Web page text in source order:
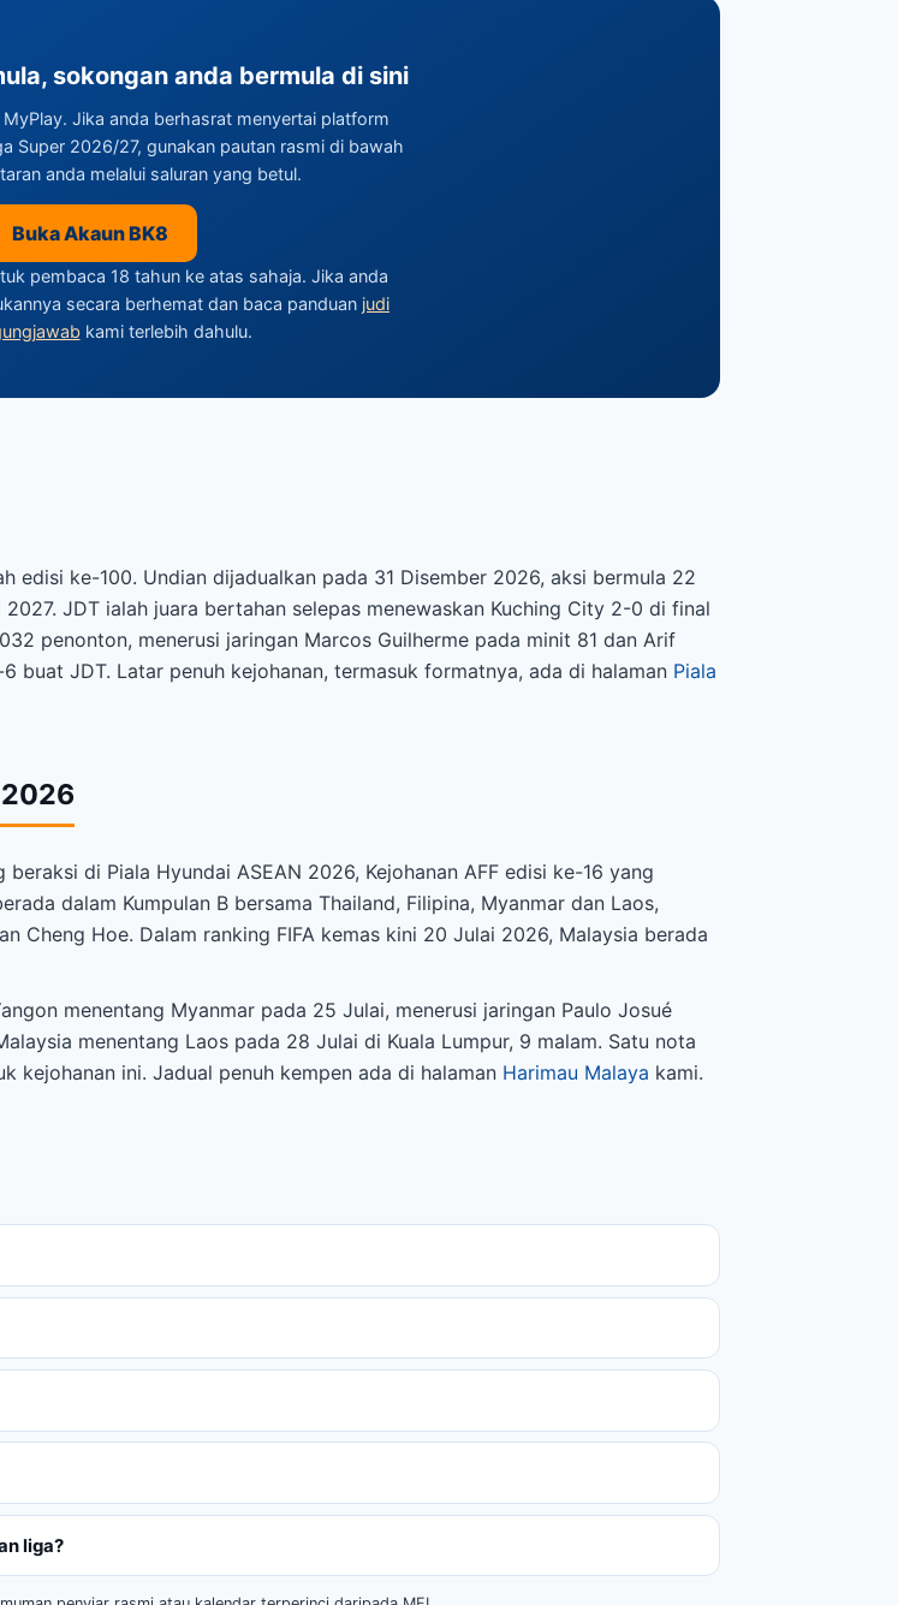
sokongan anda bermula di sini
Jika anda berhasrat menyertai platform
Super 2026/27, gunakan pautan rasmi di bawah
anda melalui saluran yang betul.
Buka Akaun BK8
pembaca 18 tahun ke atas sahaja. Jika anda
secara berhemat dan baca panduan judi
kami terlebih dahulu.
edisi ke-100. Undian dijadualkan pada 31 Disember 2026, aksi bermula 22
JDT ialah juara bertahan selepas menewaskan Kuching City 2-0 di final
penonton, menerusi jaringan Marcos Guilherme pada minit 81 dan Arif
buat JDT. Latar penuh kejohanan, termasuk formatnya, ada di halaman Piala
2026
di Piala Hyundai ASEAN 2026, Kejohanan AFF edisi ke-16 yang
dalam Kumpulan B bersama Thailand, Filipina, Myanmar dan Laos,
Cheng Hoe. Dalam ranking FIFA kemas kini 20 Julai 2026, Malaysia berada
menentang Myanmar pada 25 Julai, menerusi jaringan Paulo Josué
menentang Laos pada 28 Julai di Kuala Lumpur, 9 malam. Satu nota
kejohanan ini. Jadual penuh kempen ada di halaman Harimau Malaya kami.
liga?